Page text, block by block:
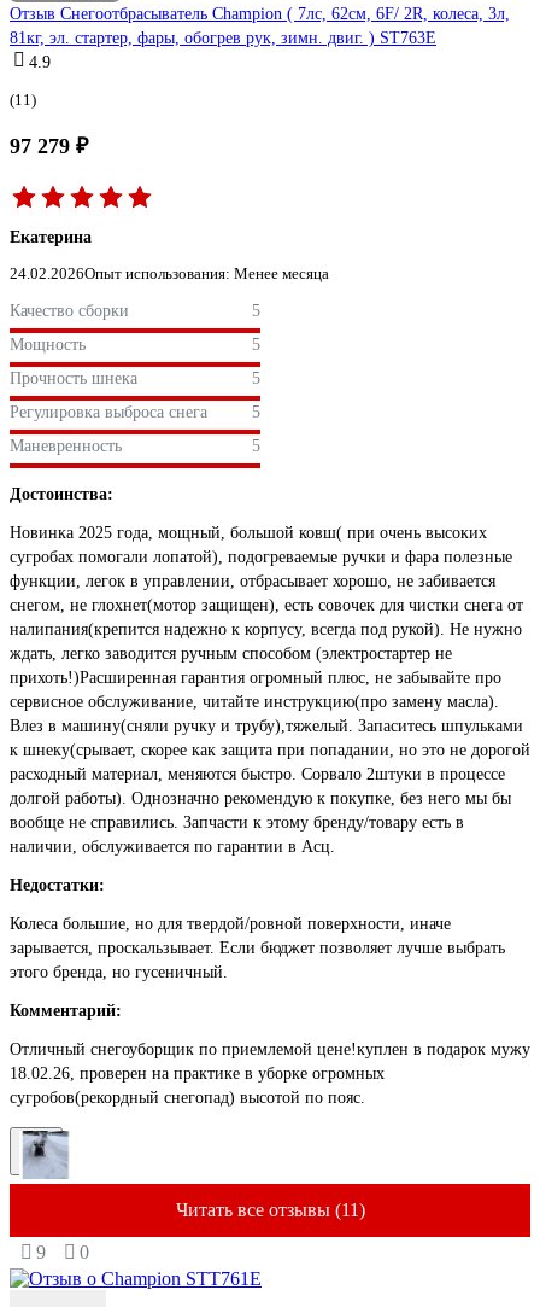
Отзыв Снегоотбрасыватель Champion ( 7лс, 62см, 6F/ 2R, колеса, 3л,
81кг, эл. стартер, фары, обогрев рук, зимн. двиг. ) ST763E
4.9
(11)
97 279 ₽
Екатерина
24.02.2026Опыт использования: Менее месяца
Качество сборки
5
Мощность
5
Прочность шнека
5
Регулировка выброса снега
5
Маневренность
5
Достоинства:
Новинка 2025 года, мощный, большой ковш( при очень высоких
сугробах помогали лопатой), подогреваемые ручки и фара полезные
функции, легок в управлении, отбрасывает хорошо, не забивается
снегом, не глохнет(мотор защищен), есть совочек для чистки снега от
налипания(крепится надежно к корпусу, всегда под рукой). Не нужно
ждать, легко заводится ручным способом (электростартер не
прихоть!)Расширенная гарантия огромный плюс, не забывайте про
сервисное обслуживание, читайте инструкцию(про замену масла).
Влез в машину(сняли ручку и трубу),тяжелый. Запаситесь шпульками
к шнеку(срывает, скорее как защита при попадании, но это не дорогой
расходный материал, меняются быстро. Сорвало 2штуки в процессе
долгой работы). Однозначно рекомендую к покупке, без него мы бы
вообще не справились. Запчасти к этому бренду/товару есть в
наличии, обслуживается по гарантии в Асц.
Недостатки:
Колеса большие, но для твердой/ровной поверхности, иначе
зарывается, проскальзывает. Если бюджет позволяет лучше выбрать
этого бренда, но гусеничный.
Комментарий:
Отличный снегоуборщик по приемлемой цене!куплен в подарок мужу
18.02.26, проверен на практике в уборке огромных
сугробов(рекордный снегопад) высотой по пояс.
Читать все отзывы (11)
9 0